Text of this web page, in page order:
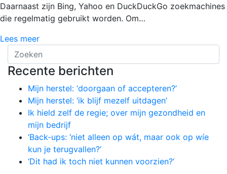
Daarnaast zijn Bing, Yahoo en DuckDuckGo zoekmachines
die regelmatig gebruikt worden. Om…
Lees meer
Recente berichten
Mijn herstel: ‘doorgaan of accepteren?’
Mijn herstel: ‘ik blijf mezelf uitdagen’
Ik hield zelf de regie; over mijn gezondheid en
mijn bedrijf
‘Back-ups: ‘niet alleen op wát, maar ook op wíe
kun je terugvallen?’
‘Dit had ik toch niet kunnen voorzien?’